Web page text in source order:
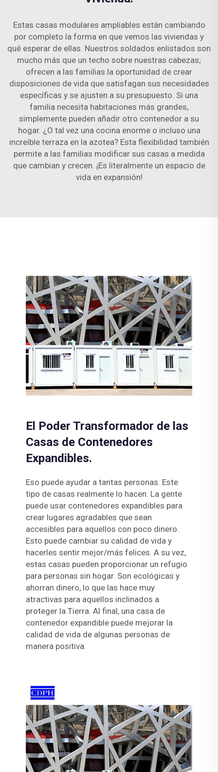
Estas casas modulares ampliables están cambiando
por completo la forma en que vemos las viviendas y
qué esperar de ellas. Nuestros soldados enlistados son
mucho más que un techo sobre nuestras cabezas;
ofrecen a las familias la oportunidad de crear
disposiciones de vida que satisfagan sus necesidades
específicas y se ajusten a su presupuesto. Si una
familia necesita habitaciones más grandes,
simplemente pueden añadir otro contenedor a su
hogar. ¿O tal vez una cocina enorme o incluso una
increíble terraza en la azotea? Esta flexibilidad también
permite a las familias modificar sus casas a medida
que cambian y crecen. ¡Es literalmente un espacio de
vida en expansión!
El Poder Transformador de las
Casas de Contenedores
Expandibles.
Eso puede ayudar a tantas personas. Este
tipo de casas realmente lo hacen. La gente
puede usar contenedores expandibles para
crear lugares agradables que sean
accesibles para aquellos con poco dinero.
Esto puede cambiar su calidad de vida y
hacerles sentir mejor/más felices. A su vez,
estas casas pueden proporcionar un refugio
para personas sin hogar. Son ecológicas y
ahorran dinero, lo que las hace muy
atractivas para aquellos inclinados a
proteger la Tierra. Al final, una casa de
contenedor expandible puede mejorar la
calidad de vida de algunas personas de
manera positiva.